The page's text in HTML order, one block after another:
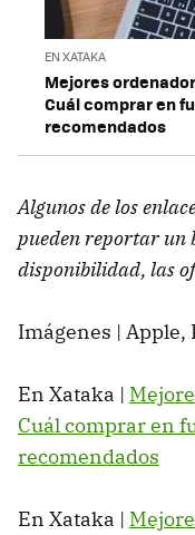
EN XATAKA
Mejores
Cuál comprar en
recomendados
Algunos de los
pueden reportar un
disponibilidad, las
Imágenes |
En Xataka |
Cuál comprar en
recomendados
En Xataka |